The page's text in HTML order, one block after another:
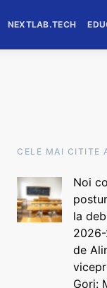
NEXTLAB.TECH
CELE MAI CITITE
Noi
la
de
Gorj: